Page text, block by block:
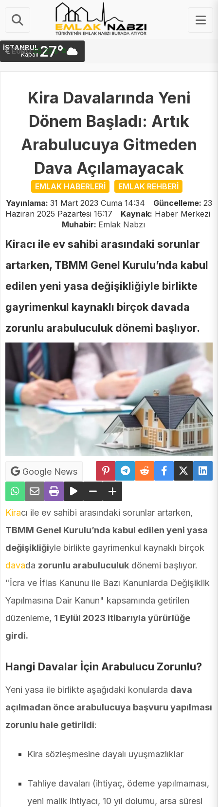
STERLIN 64.48 ₺
İSTANBUL
Kapalı27°
Kira Davalarında Yeni
Dönem Başladı: Artık
Arabulucuya Gitmeden
Dava Açılamayacak
EMLAK HABERLERİ
EMLAK REHBERİ
Yayınlama: 31 Mart 2023 Cuma 14:34 Güncelleme: 23
Haziran 2025 Pazartesi 16:17
Kaynak: Haber Merkezi
Muhabir: Emlak Nabzı
Kiracı ile ev sahibi arasındaki sorunlar
artarken, TBMM Genel Kurulu’nda kabul
edilen yeni yasa değişikliğiyle birlikte
gayrimenkul kaynaklı birçok davada
zorunlu arabuluculuk dönemi başlıyor.
Google News
Kiracı ile ev sahibi arasındaki sorunlar artarken,
TBMM Genel Kurulu’nda kabul edilen yeni yasa
değişikliğiyle birlikte gayrimenkul kaynaklı birçok
davada zorunlu arabuluculuk dönemi başlıyor.
"İcra ve İflas Kanunu ile Bazı Kanunlarda Değişiklik
Yapılmasına Dair Kanun" kapsamında getirilen
düzenleme, 1 Eylül 2023 itibarıyla yürürlüğe
girdi.
Hangi Davalar İçin Arabulucu Zorunlu?
Yeni yasa ile birlikte aşağıdaki konularda dava
açılmadan önce arabulucuya başvuru yapılması
zorunlu hale getirildi:
Kira sözleşmesine dayalı uyuşmazlıklar
Tahliye davaları (ihtiyaç, ödeme yapılmaması,
yeni malik ihtiyacı, 10 yıl dolumu, arsa süresi